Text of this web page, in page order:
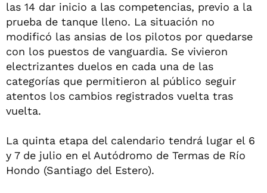
las 14 dar inicio a las competencias, previo a la
prueba de tanque lleno. La situación no
modificó las ansias de los pilotos por quedarse
con los puestos de vanguardia. Se vivieron
electrizantes duelos en cada una de las
categorías que permitieron al público seguir
atentos los cambios registrados vuelta tras
vuelta.
La quinta etapa del calendario tendrá lugar el 6
y 7 de julio en el Autódromo de Termas de Río
Hondo (Santiago del Estero).